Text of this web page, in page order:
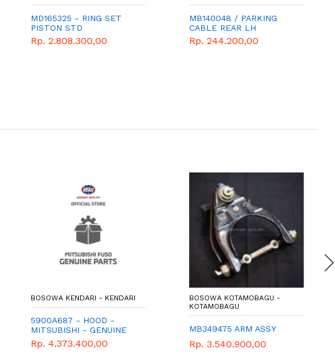
MD165325 - RING SET
PISTON STD
Rp. 2.808.300,00
MB140048 / PARKING
CABLE REAR LH
Rp. 244.200,00
BOSOWA KENDARI - KENDARI
5900A687 - HOOD -
MITSUBISHI - GENUINE
Rp. 4.373.400,00
BOSOWA KOTAMOBAGU -
KOTAMOBAGU
MB349475 ARM ASSY
Rp. 3.540.900,00